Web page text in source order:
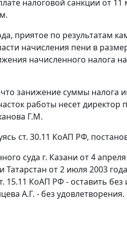
налоговой санкции от
приятое по результатам
начисления пени в
начисленного налога
занижение суммы налога
работы несет
Г.М.
ст. 30.11 КоАП РФ,
суда г. Казани от 4
Татарстан от 2 июля 2003
15.11 КоАП РФ - оставить без
А.Г. - без удовлетворения.